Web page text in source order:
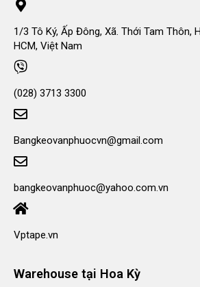
1/3 Tô Ký, Ấp Đông, Xã. Thới Tam Thôn,
HCM, Việt Nam
(028) 3713 3300
Bangkeovanphuocvn@gmail.com
bangkeovanphuoc@yahoo.com.vn
Vptape.vn
Warehouse tại Hoa Kỳ